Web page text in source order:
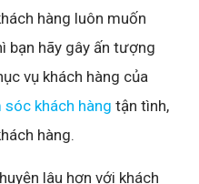
hàng luôn muốn
bạn hãy gây ấn tượng
vụ khách hàng của
sóc khách hàng tận tình,
hàng.
lâu hơn với khách